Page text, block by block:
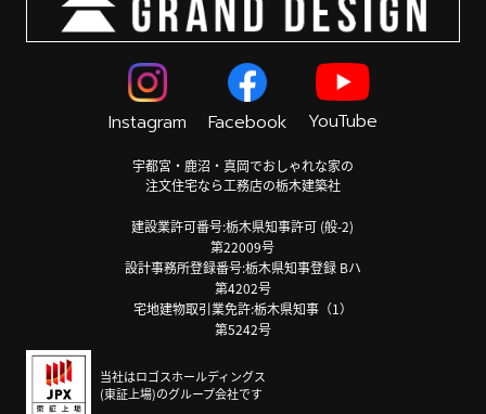
Instagram Facebook YouTube
宇都宮・鹿沼・真岡でおしゃれな家の
注文住宅なら工務店の栃木建築社
建設業許可番号:栃木県知事許可 (般-2)
第22009号
設計事務所登録番号:栃木県知事登録 Bハ
第4202号
宅地建物取引業免許:栃木県知事（1）
第5242号
当社はロゴスホールディングス
(東証上場)のグループ会社です